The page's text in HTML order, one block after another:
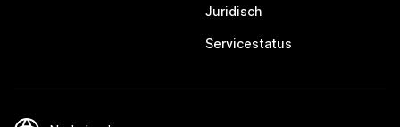
Juridisch
Servicestatus